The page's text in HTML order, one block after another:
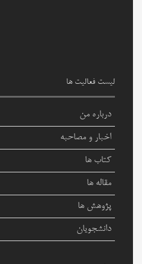
لیست فعالیت ها
درباره من
اخبار و مصاحبه
کتاب ها
مقاله ها
پژوهش ها
دانشجویان